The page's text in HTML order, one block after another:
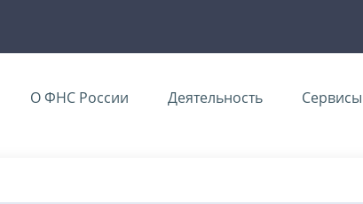
О ФНС России Деятельность Сервисы